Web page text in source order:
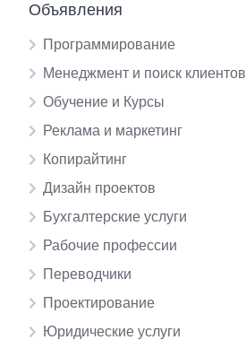
Объявления
Программирование
Менеджмент и поиск клиентов
Обучение и Курсы
Реклама и маркетинг
Копирайтинг
Дизайн проектов
Бухгалтерские услуги
Рабочие профессии
Переводчики
Проектирование
Юридические услуги